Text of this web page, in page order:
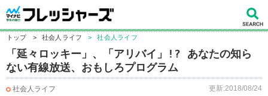
トップ > 社会人ライフ > 社会人ライフ
「延々ロッキー」、「アリバイ」!? あなたの知ら
ない有線放送、おもしろプログラム
社会人ライフ 更新:2018/08/24